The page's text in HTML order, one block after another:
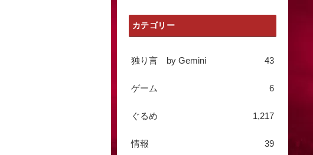
カテゴリー
独り言 by Gemini 43
ゲーム 6
ぐるめ 1,217
情報 39